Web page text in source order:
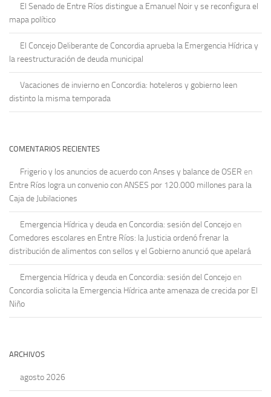
El Senado de Entre Ríos distingue a Emanuel Noir y se reconfigura el
mapa político
El Concejo Deliberante de Concordia aprueba la Emergencia Hídrica y
la reestructuración de deuda municipal
Vacaciones de invierno en Concordia: hoteleros y gobierno leen
distinto la misma temporada
COMENTARIOS RECIENTES
Frigerio y los anuncios de acuerdo con Anses y balance de OSER en
Entre Ríos logra un convenio con ANSES por 120.000 millones para la
Caja de Jubilaciones
Emergencia Hídrica y deuda en Concordia: sesión del Concejo en
Comedores escolares en Entre Ríos: la Justicia ordenó frenar la
distribución de alimentos con sellos y el Gobierno anunció que apelará
Emergencia Hídrica y deuda en Concordia: sesión del Concejo en
Concordia solicita la Emergencia Hídrica ante amenaza de crecida por El
Niño
ARCHIVOS
agosto 2026